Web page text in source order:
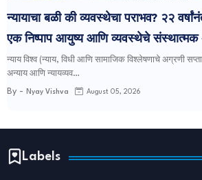
न्यायाचा बळी की व्यवस्थेचा पराभव? २२
एक निष्पाप आयुष्य आणि व्यवस्थेचे संस्थात्मक
न्याय विश्व (न्याय, विधी आणि सामाजिक विश्लेषणाचे अग्रणी
अन्याय आणि न्यायव्यव…
By - Nyay Vishva August 05, 2026
Labels